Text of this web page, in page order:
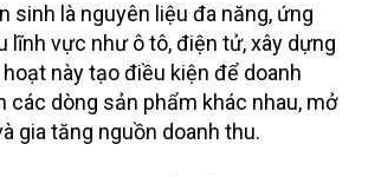
sinh là nguyên liệu đa năng, ứng
lĩnh vực như ô tô, điện tử, xây dựng
này tạo điều kiện để doanh
các dòng sản phẩm khác nhau, mở
gia tăng nguồn doanh thu.